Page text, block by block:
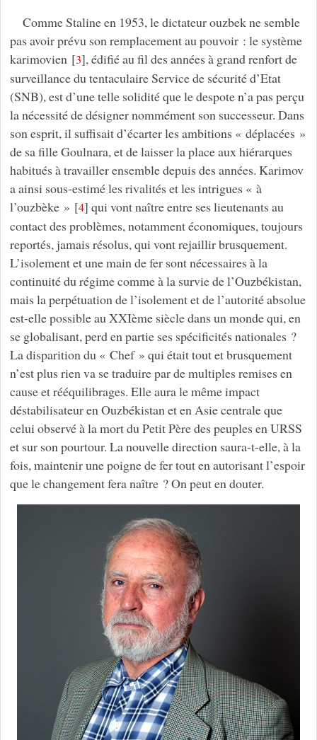
Comme Staline en 1953, le dictateur ouzbek ne semble
pas avoir prévu son remplacement au pouvoir : le système
karimovien [3], édifié au fil des années à grand renfort de
surveillance du tentaculaire Service de sécurité d’Etat
(SNB), est d’une telle solidité que le despote n’a pas perçu
la nécessité de désigner nommément son successeur. Dans
son esprit, il suffisait d’écarter les ambitions « déplacées »
de sa fille Goulnara, et de laisser la place aux hiérarques
habitués à travailler ensemble depuis des années. Karimov
a ainsi sous-estimé les rivalités et les intrigues « à
l’ouzbèke » [4] qui vont naître entre ses lieutenants au
contact des problèmes, notamment économiques, toujours
reportés, jamais résolus, qui vont rejaillir brusquement.
L’isolement et une main de fer sont nécessaires à la
continuité du régime comme à la survie de l’Ouzbékistan,
mais la perpétuation de l’isolement et de l’autorité absolue
est-elle possible au XXIème siècle dans un monde qui, en
se globalisant, perd en partie ses spécificités nationales ?
La disparition du « Chef » qui était tout et brusquement
n’est plus rien va se traduire par de multiples remises en
cause et rééquilibrages. Elle aura le même impact
déstabilisateur en Ouzbékistan et en Asie centrale que
celui observé à la mort du Petit Père des peuples en URSS
et sur son pourtour. La nouvelle direction saura-t-elle, à la
fois, maintenir une poigne de fer tout en autorisant l’espoir
que le changement fera naître ? On peut en douter.